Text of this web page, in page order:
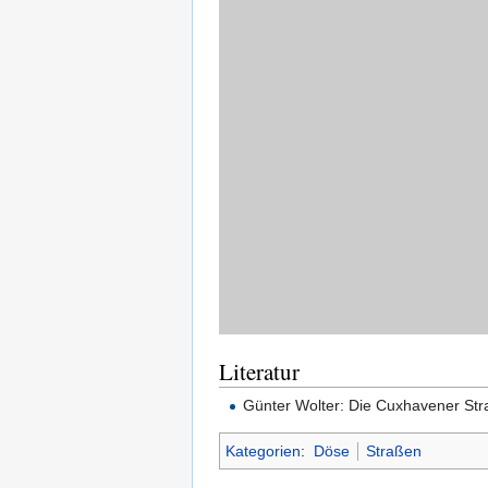
Literatur
Günter Wolter: Die Cuxhavener
Kategorien: Döse Straßen